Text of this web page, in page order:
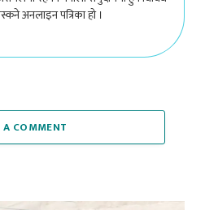
अनलाइन पत्रिका हो ।
COMMENT